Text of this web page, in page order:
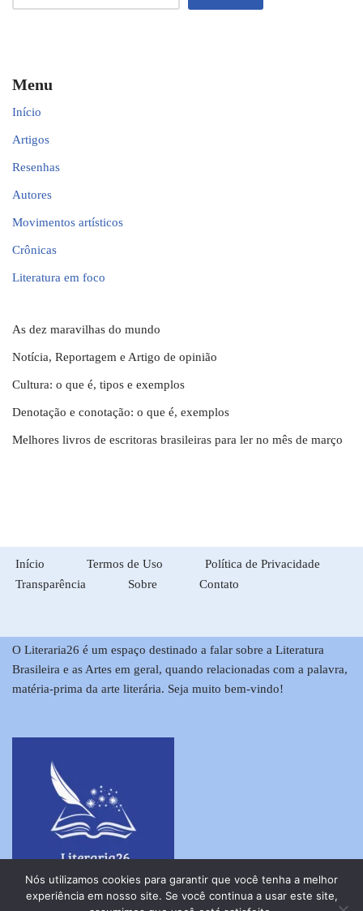
Menu
Início
Artigos
Resenhas
Autores
Movimentos artísticos
Crônicas
Literatura em foco
As dez maravilhas do mundo
Notícia, Reportagem e Artigo de opinião
Cultura: o que é, tipos e exemplos
Denotação e conotação: o que é, exemplos
Melhores livros de escritoras brasileiras para ler no mês de março
Início Termos de Uso
Política de Privacidade
Transparência
Sobre Contato
O Literaria26 é um espaço destinado a falar sobre a Literatura
Brasileira e as Artes em geral, quando relacionadas com a palavra,
matéria-prima da arte literária. Seja muito bem-vindo!
Nós utilizamos cookies para garantir que você tenha a melhor
experiência em nosso site. Se você continua a usar este site,